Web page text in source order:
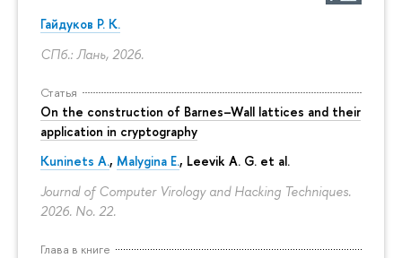
Гайдуков Р. К.
СПб.: Лань, 2026.
Статья
On the construction of Barnes–Wall lattices and their
application in cryptography
Kuninets A., Malygina E., Leevik A. G. et al.
Journal of Computer Virology and Hacking Techniques.
2026. No. 22.
Глава в книге